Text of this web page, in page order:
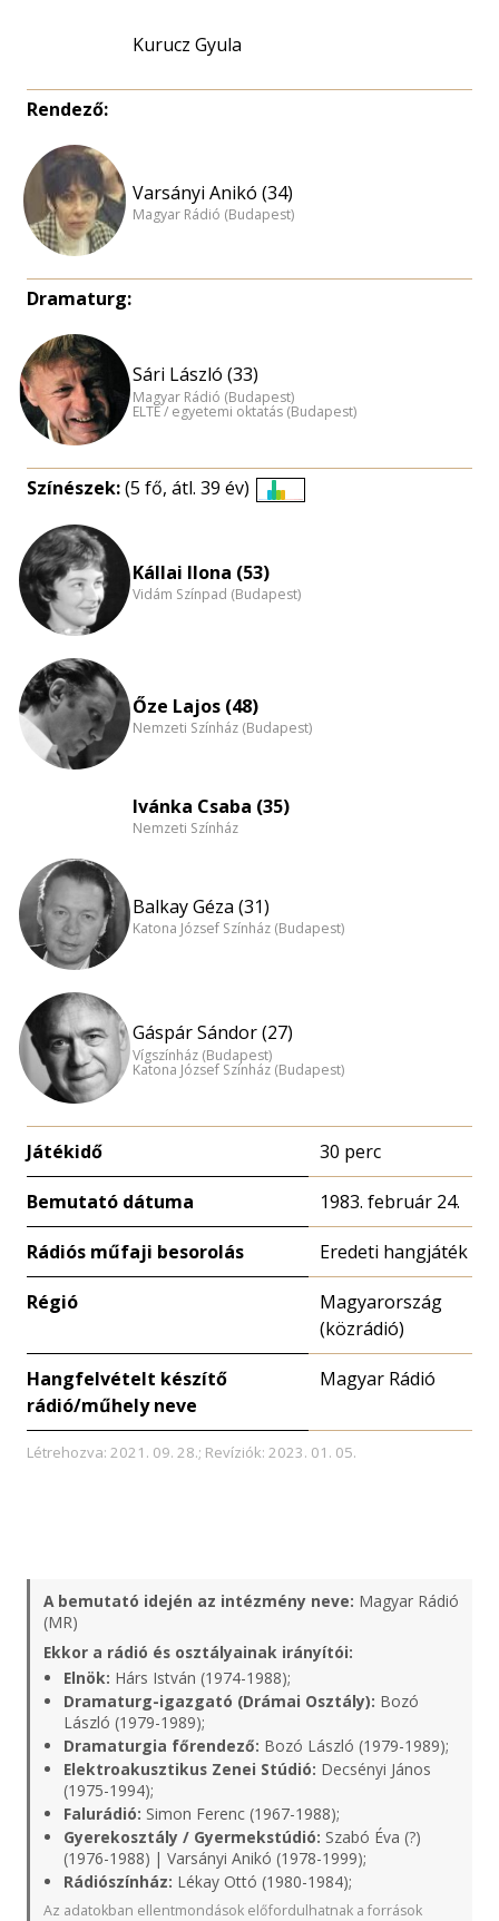
Kurucz Gyula
Rendező:
Varsányi Anikó (34)
Magyar Rádió (Budapest)
Dramaturg:
Sári László (33)
Magyar Rádió (Budapest)
ELTE / egyetemi oktatás (Budapest)
Színészek:(5 fő, átl. 39 év)
Kállai Ilona (53)
Vidám Színpad (Budapest)
Őze Lajos (48)
Nemzeti Színház (Budapest)
Ivánka Csaba (35)
Nemzeti Színház
Balkay Géza (31)
Katona József Színház (Budapest)
Gáspár Sándor (27)
Vígszínház (Budapest)
Katona József Színház (Budapest)
Játékidő 30 perc
Bemutató dátuma 1983. február 24.
Rádiós műfaji besorolás Eredeti hangjáték
Régió
Magyarország
(közrádió)
Hangfelvételt készítő
rádió/műhely neve
Magyar Rádió
Létrehozva: 2021. 09. 28.; Revíziók: 2023. 01. 05.
A bemutató idején az intézmény neve: Magyar Rádió
(MR)
Ekkor a rádió és osztályainak irányítói:
Elnök: Hárs István (1974-1988);
Dramaturg-igazgató (Drámai Osztály): Bozó
László (1979-1989);
Dramaturgia főrendező: Bozó László (1979-1989);
Elektroakusztikus Zenei Stúdió: Decsényi János
(1975-1994);
Falurádió: Simon Ferenc (1967-1988);
Gyerekosztály / Gyermekstúdió: Szabó Éva (?)
(1976-1988) | Varsányi Anikó (1978-1999);
Rádiószínház: Lékay Ottó (1980-1984);
Az adatokban ellentmondások előfordulhatnak a források